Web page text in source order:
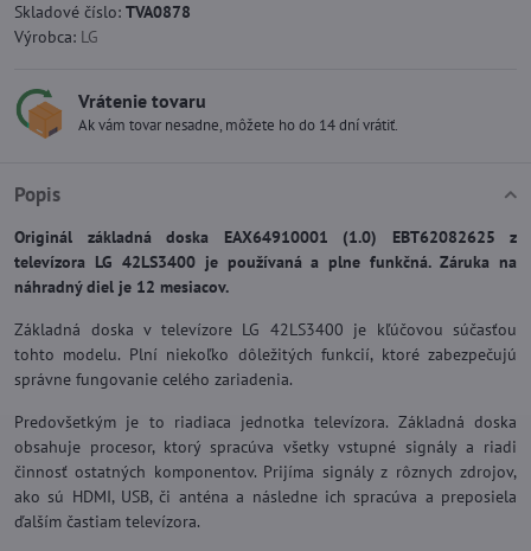
Skladové číslo: TVA0878
Výrobca: LG
Vrátenie tovaru
Ak vám tovar nesadne, môžete ho do 14 dní vrátiť.
Popis
Originál základná doska EAX64910001 (1.0) EBT62082625 z
televízora LG 42LS3400 je používaná a plne funkčná. Záruka na
náhradný diel je 12 mesiacov.
Základná doska v televízore LG 42LS3400 je kľúčovou súčasťou
tohto modelu. Plní niekoľko dôležitých funkcií, ktoré zabezpečujú
správne fungovanie celého zariadenia.
Predovšetkým je to riadiaca jednotka televízora. Základná doska
obsahuje procesor, ktorý spracúva všetky vstupné signály a riadi
činnosť ostatných komponentov. Prijíma signály z rôznych zdrojov,
ako sú HDMI, USB, či anténa a následne ich spracúva a preposiela
ďalším častiam televízora.